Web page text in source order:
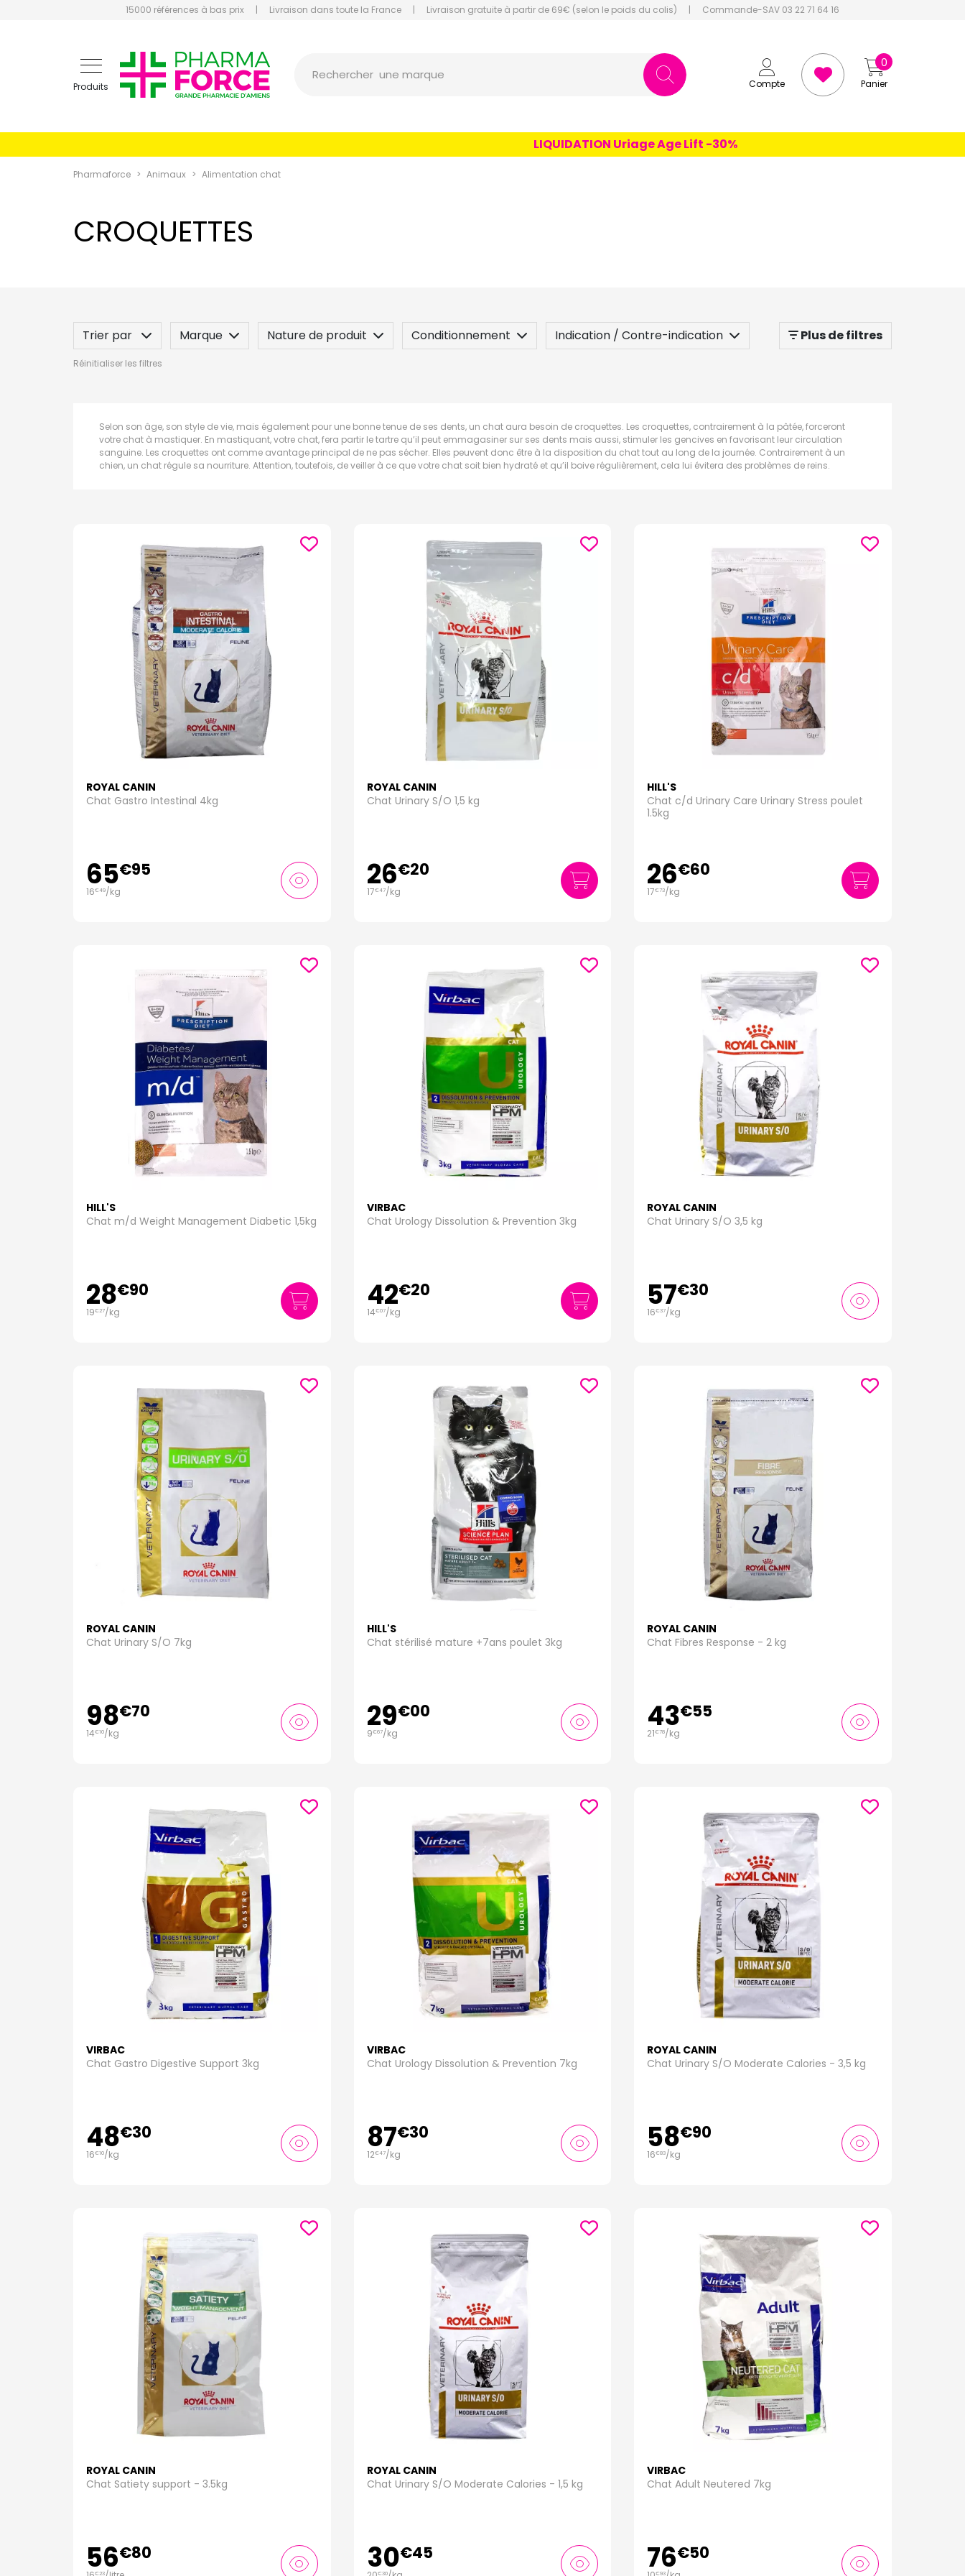
15000 références à bas prix | Livraison dans toute la France | Livraison gratuite à partir de 69€ (selon le poids du colis) | Commande-SAV 03 22 71 64 16
Produits Compte Panier
0
Rechercher
un conseil
LIQUIDATION Uriage Age Lift -30%
Pharmaforce Animaux Alimentation chat
CROQUETTES
Trier par Marque Nature de produit Conditionnement
Indication / Contre-indication
Posez une question
Plus de filtres
Réinitialiser les filtres
Selon son âge, son style de vie, mais également pour une bonne tenue de ses dents, un chat aura besoin de croquettes. Les croquettes, contrairement à la pâtée, forceront
votre chat à mastiquer. En mastiquant, votre chat, fera partir le tartre qu’il peut emmagasiner sur ses dents mais aussi, stimuler les gencives en favorisant leur circulation
sanguine. Les croquettes ont comme avantage principal de ne pas sécher. Elles peuvent donc être à la disposition du chat tout au long de la journée. Contrairement à un
chien, un chat régule sa nourriture. Attention, toutefois, de veiller à ce que votre chat soit bien hydraté et qu’il boive régulièrement, cela lui évitera des problèmes de reins.
ROYAL CANIN
Chat Gastro Intestinal 4kg
65€95
16€49/kg
ROYAL CANIN
Chat Urinary S/O 1,5 kg
26€20
17€47/kg
HILL'S
Chat c/d Urinary Care Urinary Stress poulet
1.5kg
26€60
17€73/kg
HILL'S
Chat m/d Weight Management Diabetic 1,5kg
28€90
19€27/kg
VIRBAC
Chat Urology Dissolution & Prevention 3kg
42€20
14€07/kg
ROYAL CANIN
Chat Urinary S/O 3,5 kg
57€30
16€37/kg
ROYAL CANIN
Chat Urinary S/O 7kg
98€70
14€10/kg
HILL'S
Chat stérilisé mature +7ans poulet 3kg
29€00
9€67/kg
ROYAL CANIN
Chat Fibres Response - 2 kg
43€55
21€78/kg
VIRBAC
Chat Gastro Digestive Support 3kg
48€30
16€10/kg
VIRBAC
Chat Urology Dissolution & Prevention 7kg
87€30
12€47/kg
ROYAL CANIN
Chat Urinary S/O Moderate Calories - 3,5 kg
58€90
16€83/kg
ROYAL CANIN
Chat Satiety support - 3.5kg
56€80
€23
ROYAL CANIN
Chat Urinary S/O Moderate Calories - 1,5 kg
30€45
€30
VIRBAC
Chat Adult Neutered 7kg
76€50
€93